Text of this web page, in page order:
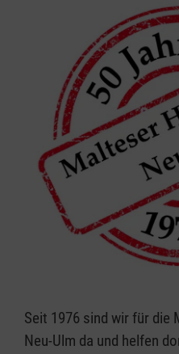
Seit 1976 sind wir für die
Neu-Ulm da und helfen